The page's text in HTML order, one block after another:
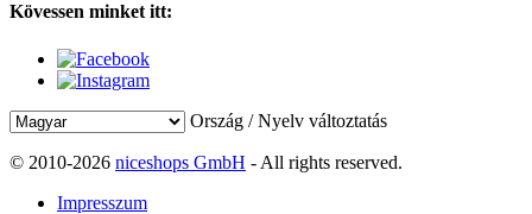
Kövessen minket itt:
Ország / Nyelv változtatás
© 2010-2026 niceshops GmbH - All rights reserved.
Impresszum